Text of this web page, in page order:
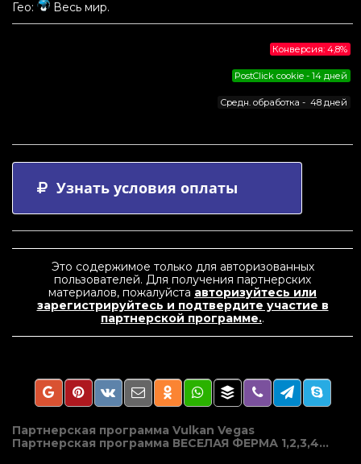
Гео: Весь мир.
Конверсия: 4,8%
PostClick cookie - 14 дней
Средн. обработка - 48 дней
Узнать условия оплаты
Это содержимое только для авторизованных
пользователей. Для получения партнерских
материалов, пожалуйста авторизуйтесь или
зарегистрируйтесь и подтвердите участие в
партнерской программе..
Навигация
по
Партнерская программа Vulkan Vegas
Партнерская программа ВЕСЕЛАЯ ФЕРМА 1,2,3,4…